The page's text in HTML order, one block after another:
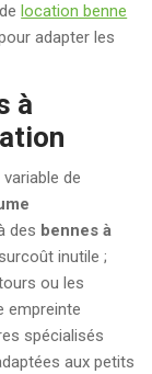
location benne
adapter les
à
de
des bennes à
inutile ;
ou les
empreinte
spécialisés
aux petits